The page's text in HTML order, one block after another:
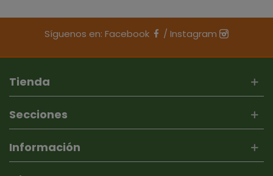
Síguenos en: Facebook / Instagram
Tienda
Secciones
Información